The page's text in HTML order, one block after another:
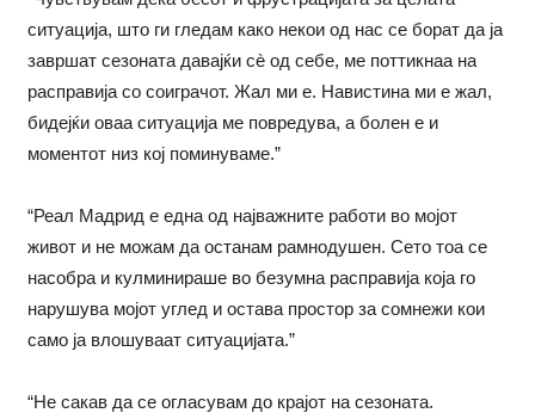
ситуација, што ги гледам како некои од нас се борат да ја
завршат сезоната давајќи сè од себе, ме поттикнаа на
расправија со соиграчот. Жал ми е. Навистина ми е жал,
бидејќи оваа ситуација ме повредува, а болен е и
моментот низ кој поминуваме.”
“Реал Мадрид е една од најважните работи во мојот
живот и не можам да останам рамнодушен. Сето тоа се
насобра и кулминираше во безумна расправија која го
нарушува мојот углед и остава простор за сомнежи кои
само ја влошуваат ситуацијата.”
“Не сакав да се огласувам до крајот на сезоната.